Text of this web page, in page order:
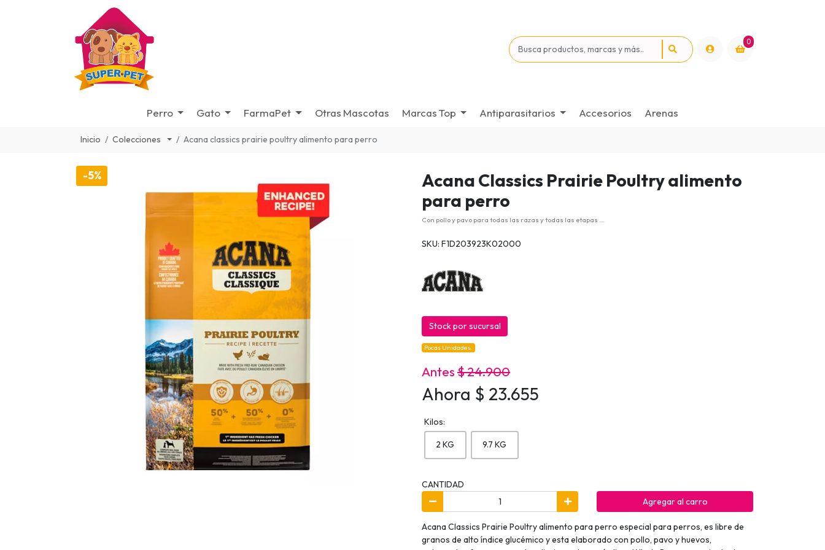
0
Perro Gato FarmaPet Otras Mascotas Marcas Top Antiparasitarios Accesorios Arenas
Inicio Colecciones Acana classics prairie poultry alimento para perro
-5%
Acana Classics Prairie Poultry alimento
para perro
Con pollo y pavo para todas las razas y todas las etapas ...
SKU: F1D203923K02000
Stock por sucursal
Pocas Unidades.
Antes$ 24.900
Ahora $ 23.655
Kilos:
2 KG 9.7 KG
CANTIDAD
Agregar al carro
Acana Classics Prairie Poultry alimento para perro especial para perros, es libre de
granos de alto índice glucémico y esta elaborado con pollo, pavo y huevos,